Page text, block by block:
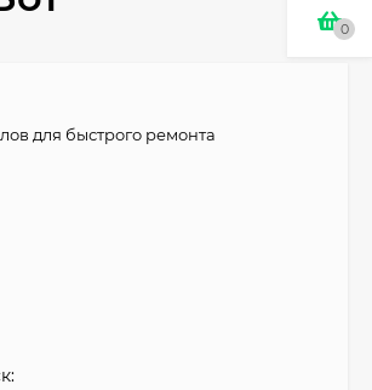
для быстрого ремонта
0